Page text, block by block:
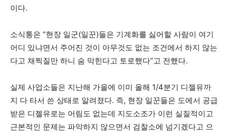
이다.
소식통은 “현장 일군(일꾼)들은 기계화를 싫어할 사람이 여기
어디 있냐면서 주어진 것이 아무것도 없는 조건에서 하지 않는
다고 채찍질만 하니 숨 막힌다고 토로했다”고 전했다.
실제 사업소들은 지난해 가을에 이미 올해 1/4분기 디젤유까
지 다 타서 쓴 상태로 알려졌다. 즉, 현장 일꾼들은 도에서 공급
받은 디젤유로는 어림도 없는데 지도소조가 이런 실질적이고
근본적인 문제는 파악하지 않으면서 검찰소에 넘기겠다고 으